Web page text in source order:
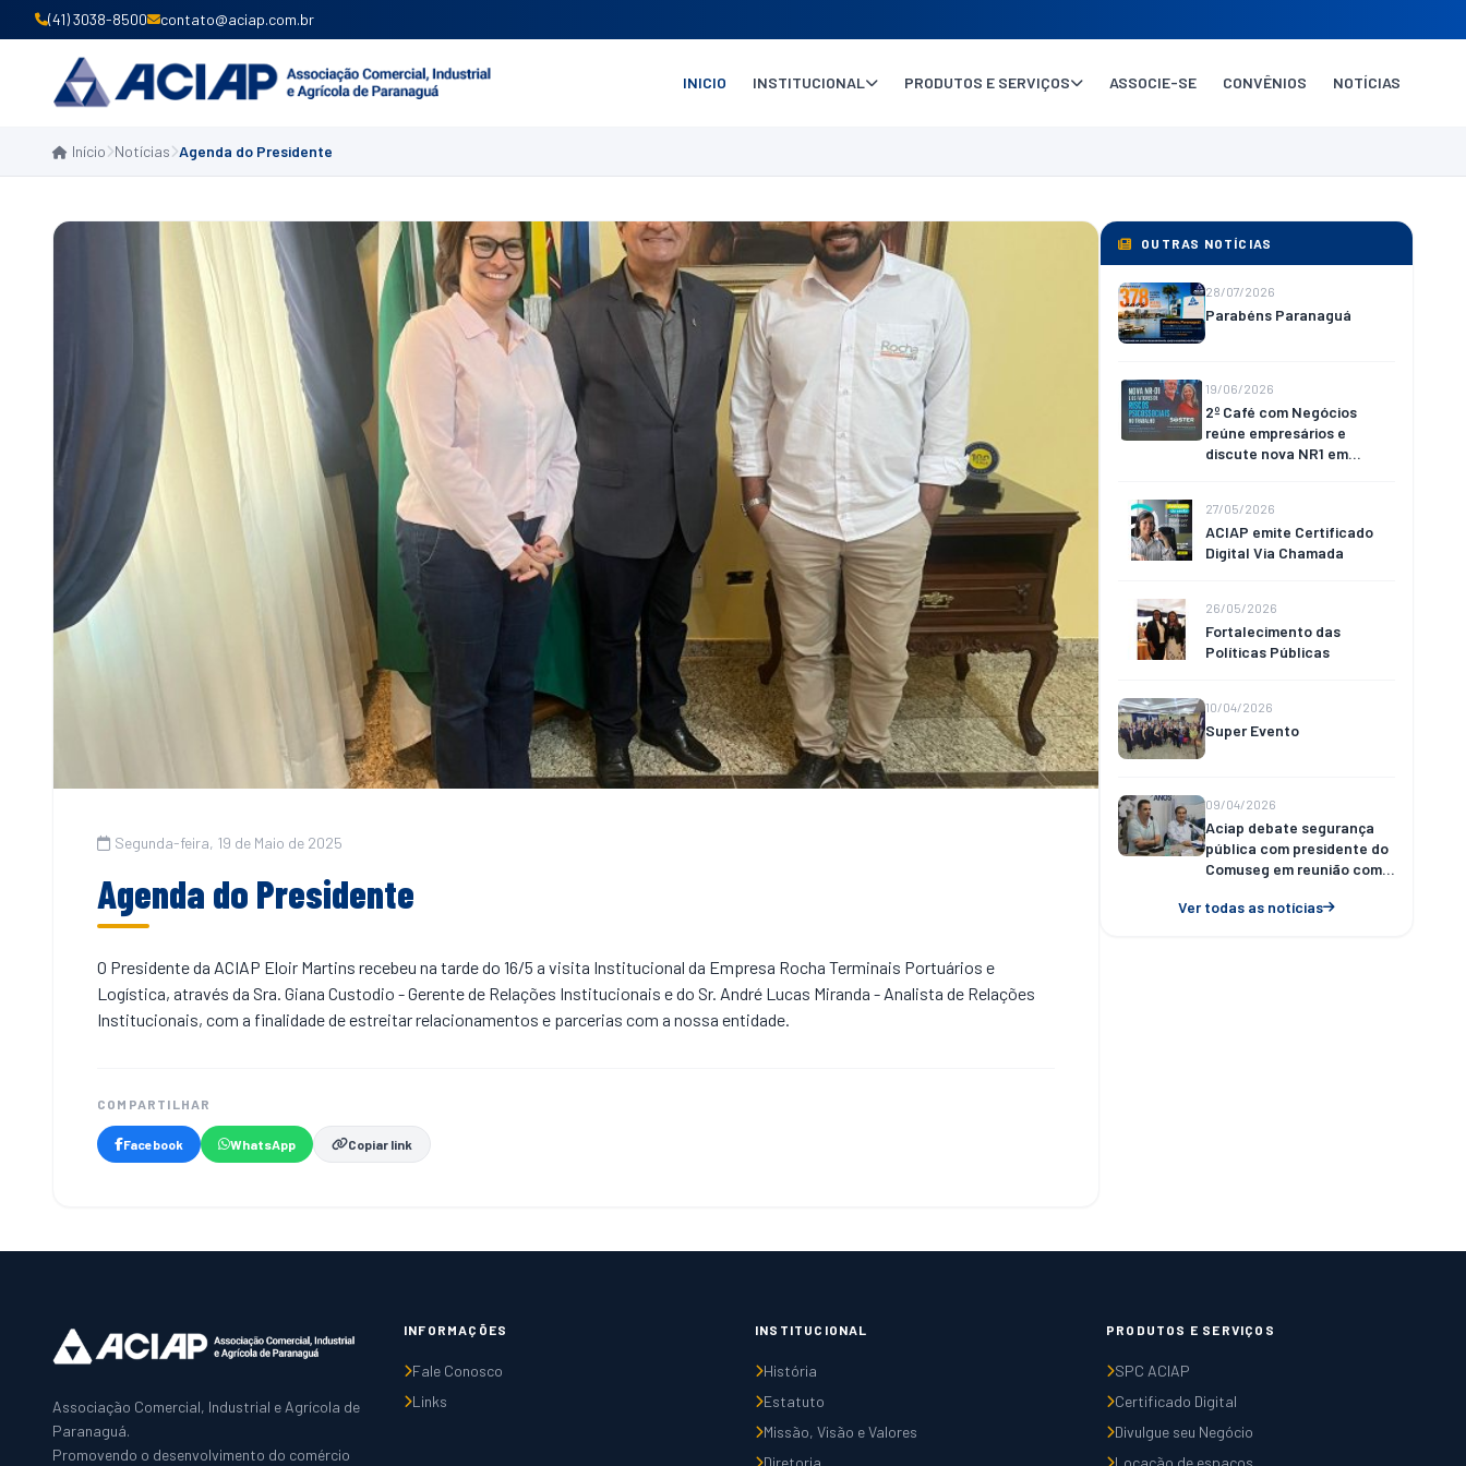
(41) 3038-8500 contato@aciap.com.br
INICIO INSTITUCIONAL PRODUTOS E SERVIÇOS ASSOCIE-SE CONVÊNIOS NOTÍCIAS
Início Notícias Agenda do Presidente
Segunda-feira, 19 de Maio de 2025
Agenda do Presidente
O Presidente da ACIAP Eloir Martins recebeu na tarde do 16/5 a visita Institucional da Empresa Rocha Terminais Portuários e
Logística, através da Sra. Giana Custodio - Gerente de Relações Institucionais e do Sr. André Lucas Miranda - Analista de Relações
Institucionais, com a finalidade de estreitar relacionamentos e parcerias com a nossa entidade.
COMPARTILHAR
Facebook WhatsApp Copiar link
OUTRAS NOTÍCIAS
28/07/2026
Parabéns Paranaguá
19/06/2026
2º Café com Negócios
reúne empresários e
discute nova NR1 em
27/05/2026
ACIAP emite Certificado
Digital Via Chamada
26/05/2026
Fortalecimento das
Políticas Públicas
10/04/2026
Super Evento
09/04/2026
Aciap debate segurança
pública com presidente do
Comuseg em reunião com
Ver todas as notícias
Associação Comercial, Industrial e Agrícola de
Paranaguá.
Promovendo o desenvolvimento do comércio
INFORMAÇÕES
Fale Conosco
Links
INSTITUCIONAL
História
Estatuto
Missão, Visão e Valores
Diretoria
PRODUTOS E SERVIÇOS
SPC ACIAP
Certificado Digital
Divulgue seu Negócio
Locação de espaços